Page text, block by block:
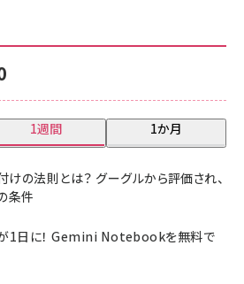
1週間 1か月
けの法則とは？ グーグルから評価され、
条件
1日に！ Gemini Notebookを無料で